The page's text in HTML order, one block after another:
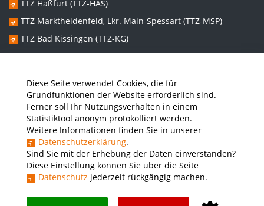
Diese Seite verwendet Cookies, die für
Grundfunktionen der Website erforderlich sind.
Ferner soll Ihr Nutzungsverhalten in einem
Statistiktool anonym protokolliert werden.
Weitere Informationen finden Sie in unserer
Datenschutzerklärung.
Sind Sie mit der Erhebung der Daten einverstanden?
Diese Einstellung können Sie über die Seite
Datenschutz jederzeit rückgängig machen.
TTZ Haßfurt (TTZ-HAS)
TTZ Marktheidenfeld, Lkr. Main-Spessart (TTZ-MSP)
TTZ Bad Kissingen (TTZ-KG)
TTZ Kitzingen (TTZ-KT)
Graduiertenzentren:
Promotionszentrum Nachhaltige und Intelligente Systeme
(NISys)
Promotionszentrum Lebenswelten im Wandel – Sozial- und
gesundheitswissenschaftliche Perspektiven (LiWa)
Presse